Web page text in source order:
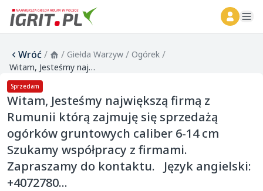
Wróć/ / Giełda Warzyw / Ogórek /
Witam, Jesteśmy największą firmą z Rumunii którą zajmuję się sprzedażą ogórków gruntowych caliber 6-14 cm Szukamy współpracy z firmami. Zapraszamy do kontaktu. Język angielski: +4072780...
Sprzedam
Witam, Jesteśmy największą firmą z
Rumunii którą zajmuję się sprzedażą
ogórków gruntowych caliber 6-14 cm
Szukamy współpracy z firmami.
Zapraszamy do kontaktu. Język angielski:
+4072780...